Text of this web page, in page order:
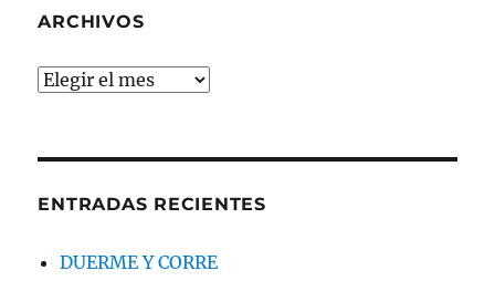
BUSCAS
ARCHIVOS
Archivos
ENTRADAS RECIENTES
DUERME Y CORRE